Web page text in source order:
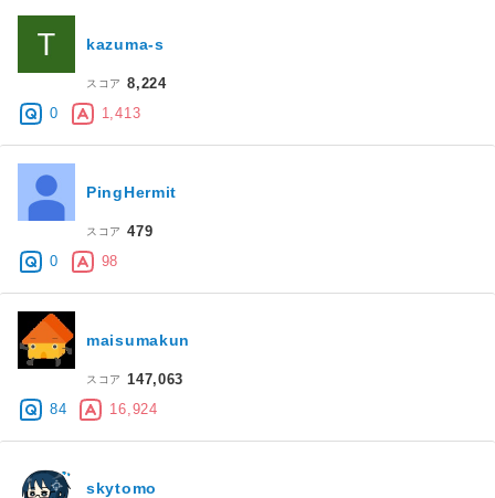
kazuma-s
スコア
8,224
0
1,413
PingHermit
スコア
479
0
98
maisumakun
スコア
147,063
84
16,924
skytomo